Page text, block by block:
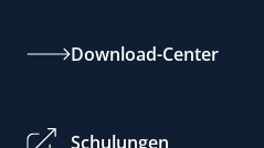
Download-Center
Schulungen